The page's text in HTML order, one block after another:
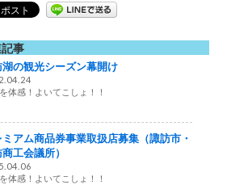
記事
湖の観光シーズン幕開け
体感！よいてこしょ！！
ミアム商品券事業取扱店募集（諏訪市・
工会議所）
体感！よいてこしょ！！